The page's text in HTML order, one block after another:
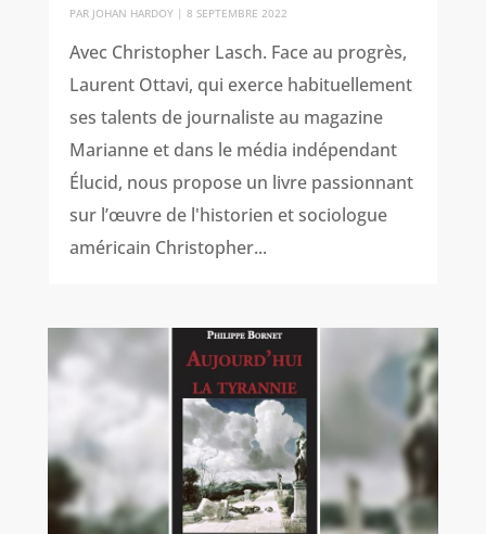
PAR JOHAN HARDOY| 8 SEPTEMBRE 2022
Avec Christopher Lasch. Face au progrès,
Laurent Ottavi, qui exerce habituellement
ses talents de journaliste au magazine
Marianne et dans le média indépendant
Élucid, nous propose un livre passionnant
sur l’œuvre de l'historien et sociologue
américain Christopher...